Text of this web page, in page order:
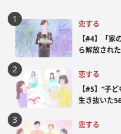
恋する
【#4】「
ら解放され
恋する
【#5】“子
生き抜いた
恋する